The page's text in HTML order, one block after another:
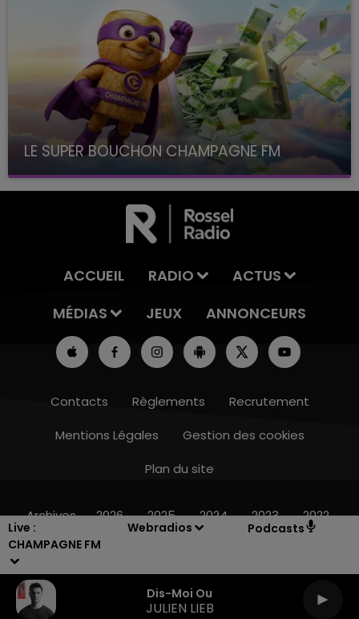
Live :
CHAMPAGNE FM
Webradios Podcasts
Dis-Moi Ou
JULIEN LIEB
11h00 - 16h00
LE SUPER BOUCHON CHAMPAGNE FM
avec La Famille Champagne FM, à 8H10
ACCUEIL RADIO
ACTUS
MÉDIAS
JEUX ANNONCEURS
Contacts Règlements
Recrutement
Mentions Légales
Gestion des cookies
Plan du site
Archives 2026 2025 2024 2023 2022